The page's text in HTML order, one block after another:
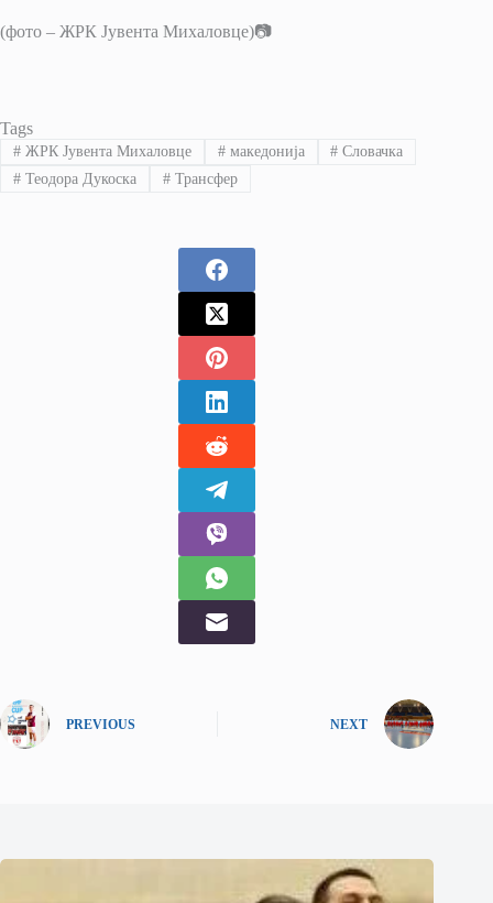
(фото – ЖРК Јувента Михаловце)📷
Tags
#ЖРК Јувента Михаловце #македонија # Словачка
#Теодора Дукоска #Трансфер
PREVIOUS NEXT